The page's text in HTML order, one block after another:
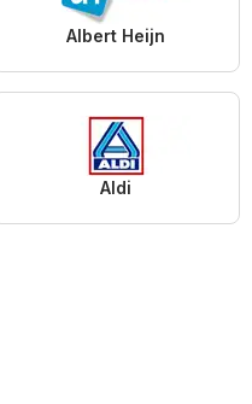
Albert Heijn
Aldi